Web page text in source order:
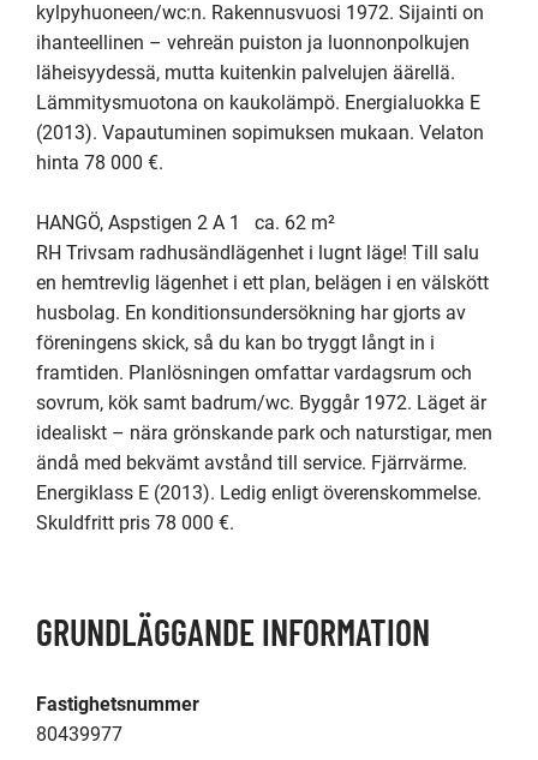
kylpyhuoneen/wc:n. Rakennusvuosi 1972. Sijainti on
ihanteellinen – vehreän puiston ja luonnonpolkujen
läheisyydessä, mutta kuitenkin palvelujen äärellä.
Lämmitysmuotona on kaukolämpö. Energialuokka E
(2013). Vapautuminen sopimuksen mukaan. Velaton
hinta 78 000 €.
HANGÖ, Aspstigen 2 A 1   ca. 62 m²
RH Trivsam radhusändlägenhet i lugnt läge! Till salu
en hemtrevlig lägenhet i ett plan, belägen i en välskött
husbolag. En konditionsundersökning har gjorts av
föreningens skick, så du kan bo tryggt långt in i
framtiden. Planlösningen omfattar vardagsrum och
sovrum, kök samt badrum/wc. Byggår 1972. Läget är
idealiskt – nära grönskande park och naturstigar, men
ändå med bekvämt avstånd till service. Fjärrvärme.
Energiklass E (2013). Ledig enligt överenskommelse.
Skuldfritt pris 78 000 €.
GRUNDLÄGGANDE INFORMATION
Fastighetsnummer
80439977